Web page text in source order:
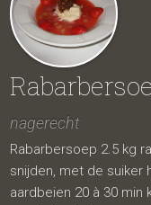
nagerecht
Rabarbersoep 2.5 kg
snijden, met de suiker
aardbeien 20 à 30